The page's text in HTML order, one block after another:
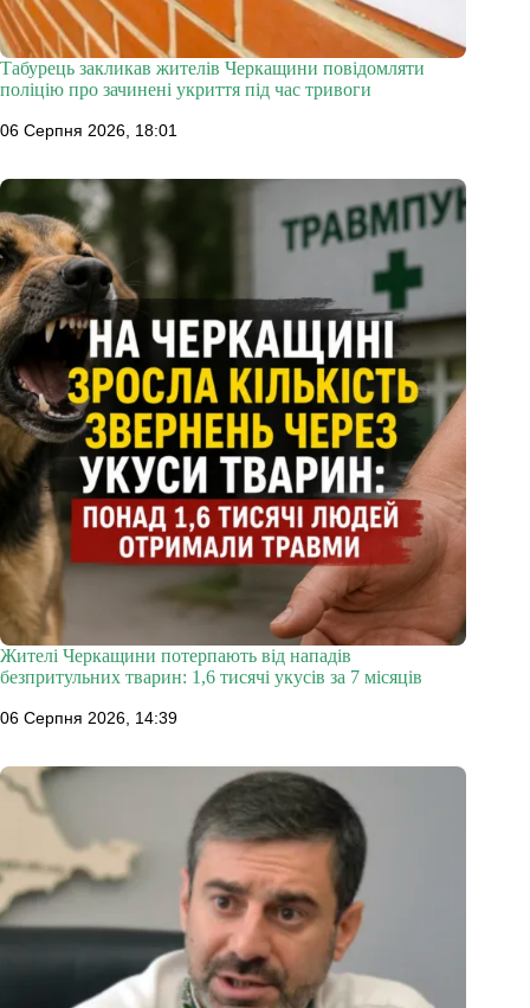
Табурець закликав жителів Черкащини повідомляти
поліцію про зачинені укриття під час тривоги
06 Серпня 2026, 18:01
Жителі Черкащини потерпають від нападів
безпритульних тварин: 1,6 тисячі укусів за 7 місяців
06 Серпня 2026, 14:39